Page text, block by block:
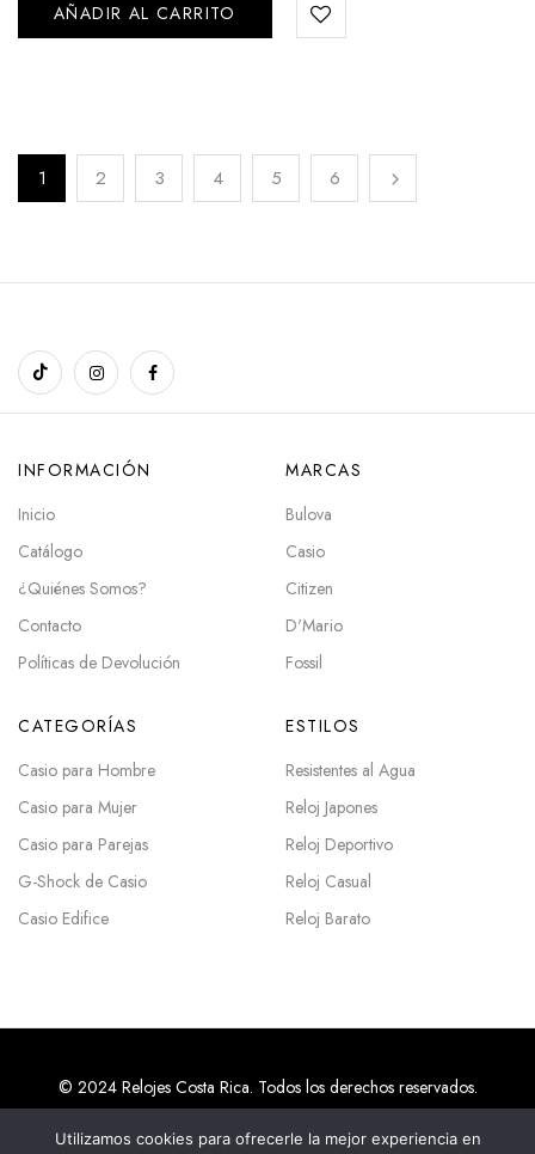
AÑADIR AL CARRITO
1 2 3 4 5 6
INFORMACIÓN
Inicio
Catálogo
¿Quiénes Somos?
Contacto
Políticas de Devolución
MARCAS
Bulova
Casio
Citizen
D'Mario
Fossil
CATEGORÍAS
Casio para Hombre
Casio para Mujer
Casio para Parejas
G-Shock de Casio
Casio Edifice
ESTILOS
Resistentes al Agua
Reloj Japones
Reloj Deportivo
Reloj Casual
Reloj Barato
© 2024 Relojes Costa Rica. Todos los derechos reservados.
Utilizamos cookies para ofrecerle la mejor experiencia en